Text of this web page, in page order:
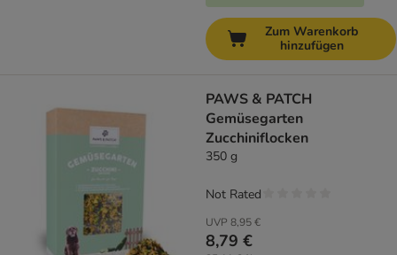
Zum Warenkorb
hinzufügen
PAWS & PATCH
Gemüsegarten
Zucchiniflocken
350 g
UVP 8,95 €
8,79 €
Not Rated